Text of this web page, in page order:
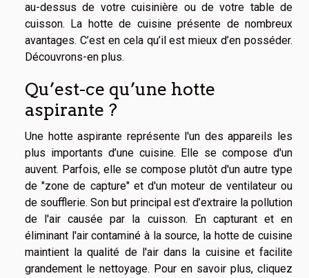
au-dessus de votre cuisinière ou de votre table de
cuisson. La hotte de cuisine présente de nombreux
avantages. C’est en cela qu’il est mieux d’en posséder.
Découvrons-en plus.
Qu’est-ce qu’une hotte
aspirante ?
Une hotte aspirante représente l'un des appareils les
plus importants d’une cuisine. Elle se compose d'un
auvent. Parfois, elle se compose plutôt d'un autre type
de "zone de capture" et d'un moteur de ventilateur ou
de soufflerie. Son but principal est d’extraire la pollution
de l'air causée par la cuisson. En capturant et en
éliminant l'air contaminé à la source, la hotte de cuisine
maintient la qualité de l'air dans la cuisine et facilite
grandement le nettoyage. Pour en savoir plus, cliquez